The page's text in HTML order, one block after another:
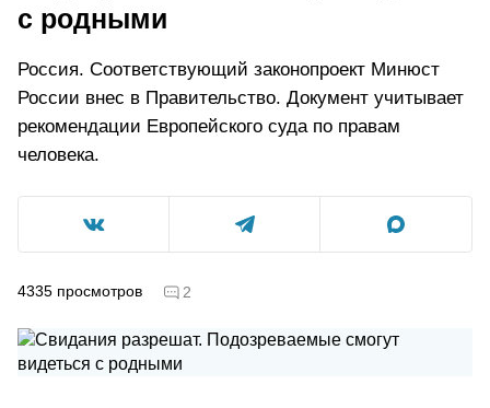
с родными
Россия. Соответствующий законопроект Минюст
России внес в Правительство. Документ учитывает
рекомендации Европейского суда по правам
человека.
4335 просмотров 2